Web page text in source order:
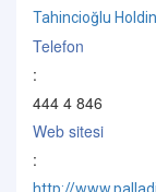
Tahincioğlu
Telefon
:
444 4 846
Web sitesi
: